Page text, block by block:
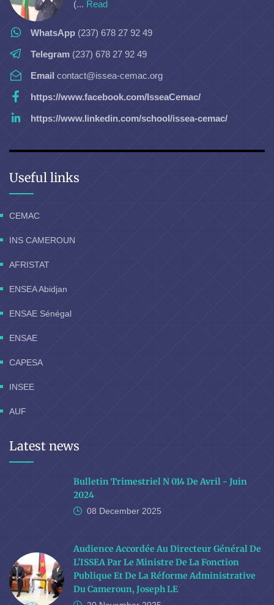
(... Read
WhatsApp (237) 678 27 92 49
Telegram (237) 678 27 92 49
Email contact@issea-cemac.org
https://www.facebook.com/IsseaCemac/
https://www.linkedin.com/school/issea-cemac/
Useful links
CEMAC
INS CAMEROUN
AFRISTAT
ENSEA Abidjan
ENSAE Sénégal
ENSAE
CAPESA
INSEE
AUF
Latest news
Bulletin Trimestriel N 014 De Avril - Juin
2024
08 December 2025
Audience Accordée Au Directeur Général De
L’ISSEA Par Le Ministre De La Fonction
Publique Et De La Réforme Administrative
Du Cameroun, Joseph LE